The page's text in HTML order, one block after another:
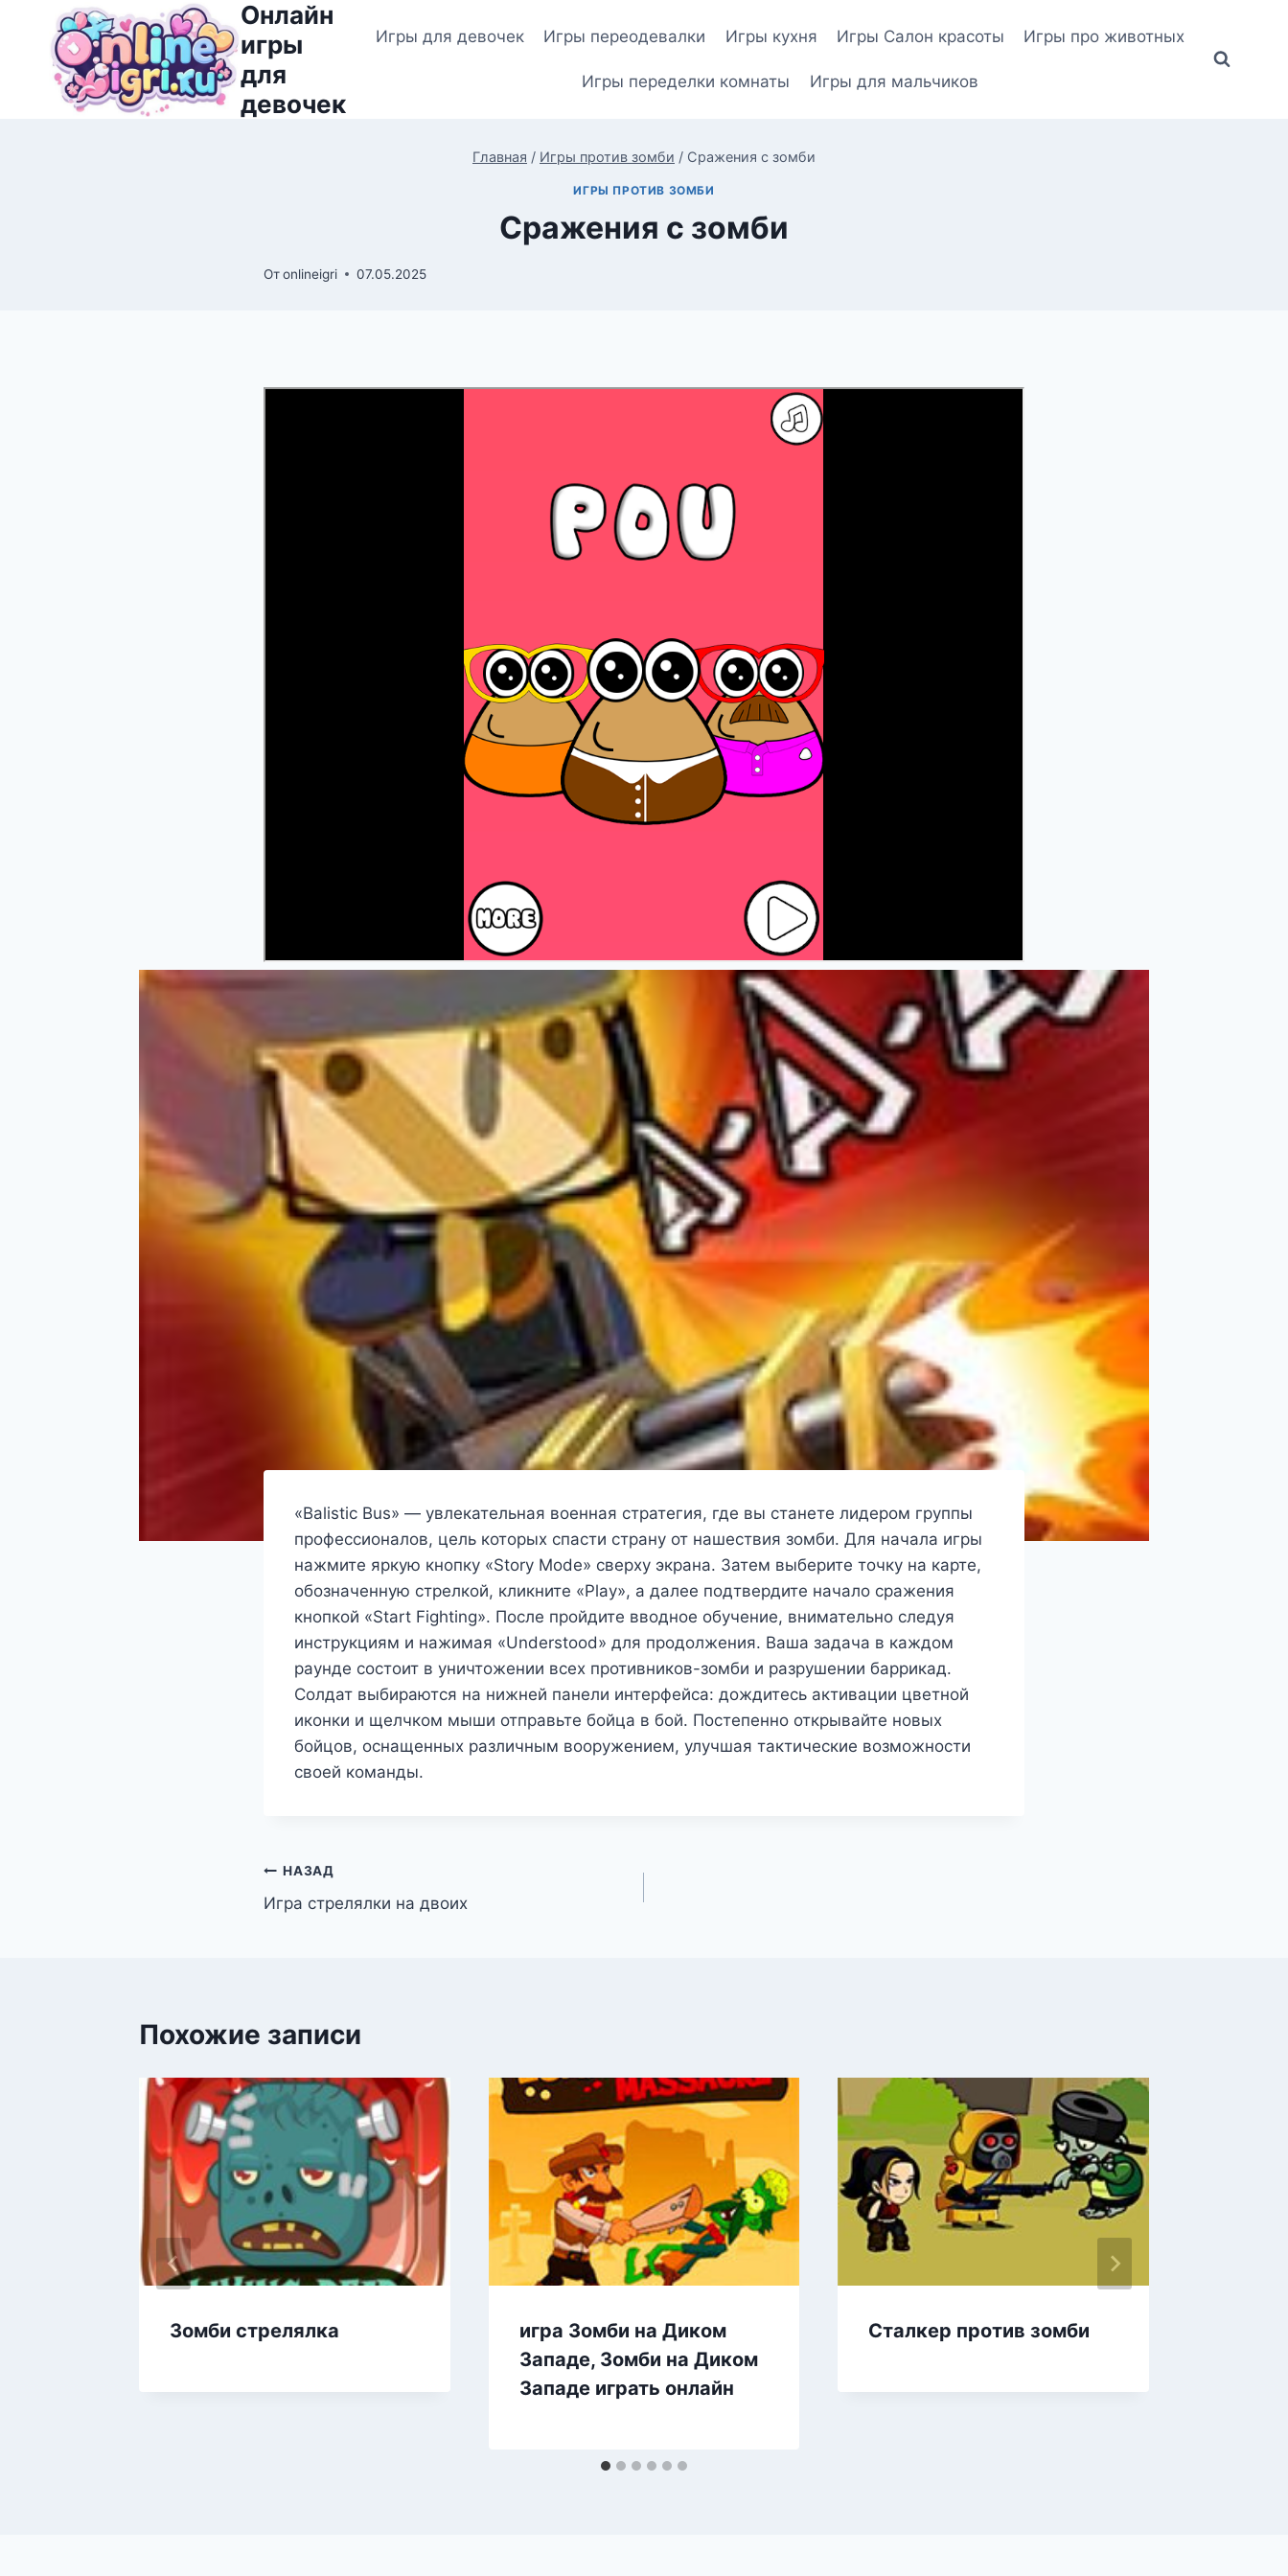
Перейти
содержимому
Онлайн
игры
для
девочек
Игры для девочек Игры переодевалки Игры кухня Игры Салон красоты Игры про животных
Игры переделки комнаты Игры для мальчиков
Главная / Игры против зомби / Сражения с зомби
ИГРЫ ПРОТИВ ЗОМБИ
Сражения с зомби
Отonlineigri 07.05.2025
«Balistic Bus» — увлекательная военная стратегия, где вы станете лидером группы
профессионалов, цель которых спасти страну от нашествия зомби. Для начала игры
нажмите яркую кнопку «Story Mode» сверху экрана. Затем выберите точку на карте,
обозначенную стрелкой, кликните «Play», а далее подтвердите начало сражения
кнопкой «Start Fighting». После пройдите вводное обучение, внимательно следуя
инструкциям и нажимая «Understood» для продолжения. Ваша задача в каждом
раунде состоит в уничтожении всех противников-зомби и разрушении баррикад.
Солдат выбираются на нижней панели интерфейса: дождитесь активации цветной
иконки и щелчком мыши отправьте бойца в бой. Постепенно открывайте новых
бойцов, оснащенных различным вооружением, улучшая тактические возможности
своей команды.
Навигация
по
НАЗАД
Игра стрелялки на двоих
Похожие записи
Зомби стрелялка
игра Зомби на Диком
Западе, Зомби на Диком
Западе играть онлайн
Сталкер против зомби